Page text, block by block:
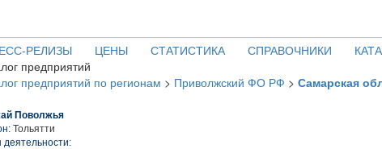
РЕЛИЗЫ ЦЕНЫ СТАТИСТИКА СПРАВОЧНИКИ
предприятий
предприятий по регионам > Приволжский ФО РФ > Самарская
Поволжья
Тольятти
деятельности: